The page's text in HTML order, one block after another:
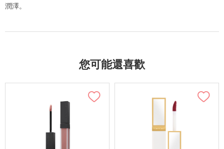
潤澤。
您可能還喜歡